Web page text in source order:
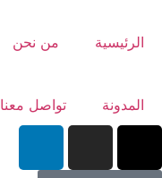
الرئيسية من نحن
المدونة تواصل معنا